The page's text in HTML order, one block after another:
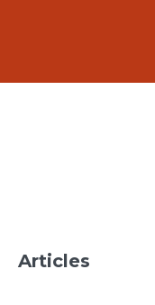
Articles